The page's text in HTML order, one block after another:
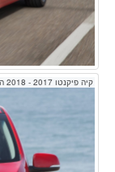
קיה פיקנטו 2017 - 2018 הצ'בק - אדום - חזית קדמית